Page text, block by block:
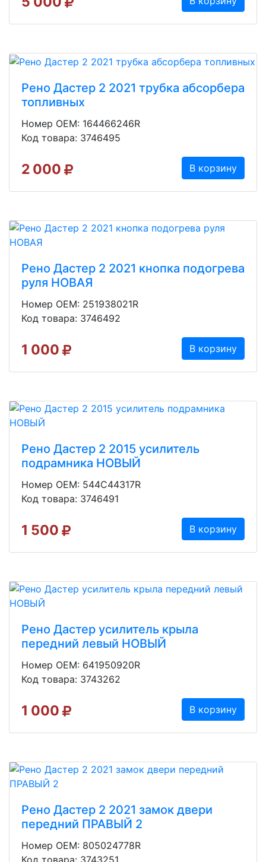
Рено Дастер 2 2021 трубка абсорбера
топливных
Номер OEM: 164466246R
Код товара: 3746495
2 000 В корзину
Рено Дастер 2 2021 кнопка подогрева
руля НОВАЯ
Номер OEM: 251938021R
Код товара: 3746492
1 000 В корзину
Рено Дастер 2 2015 усилитель
подрамника НОВЫЙ
Номер OEM: 544C44317R
Код товара: 3746491
1 500 В корзину
Рено Дастер усилитель крыла
передний левый НОВЫЙ
Номер OEM: 641950920R
Код товара: 3743262
1 000 В корзину
Рено Дастер 2 2021 замок двери
передний ПРАВЫЙ 2
Номер OEM: 805024778R
Код товара: 3743251